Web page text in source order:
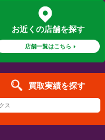
お近くの店舗を探す
店舗一覧はこちら
買取実績を探す